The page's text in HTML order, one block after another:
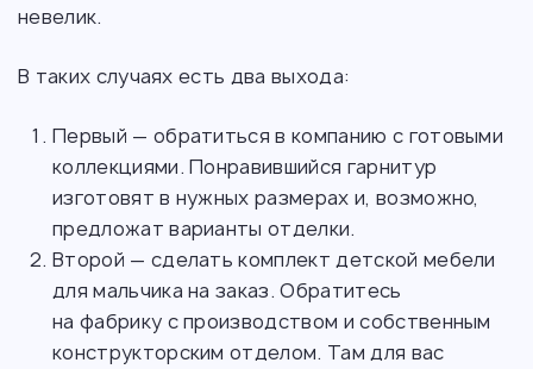
невелик.
В таких случаях есть два выхода:
Первый — обратиться в компанию с готовыми
коллекциями. Понравившийся гарнитур
изготовят в нужных размерах и, возможно,
предложат варианты отделки.
Второй — сделать комплект детской мебели
для мальчика на заказ. Обратитесь
на фабрику с производством и собственным
конструкторским отделом. Там для вас